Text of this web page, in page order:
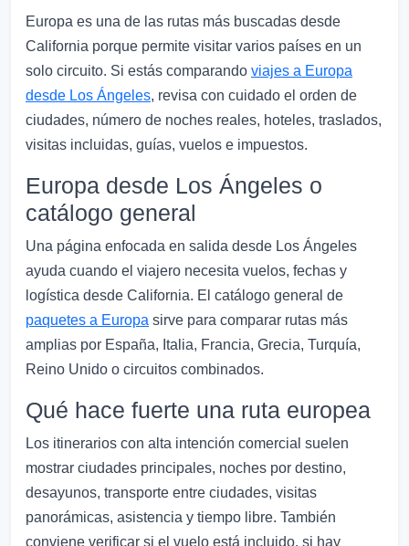
Europa es una de las rutas más buscadas desde
California porque permite visitar varios países en un
solo circuito. Si estás comparando viajes a Europa
desde Los Ángeles, revisa con cuidado el orden de
ciudades, número de noches reales, hoteles, traslados,
visitas incluidas, guías, vuelos e impuestos.
Europa desde Los Ángeles o
catálogo general
Una página enfocada en salida desde Los Ángeles
ayuda cuando el viajero necesita vuelos, fechas y
logística desde California. El catálogo general de
paquetes a Europa sirve para comparar rutas más
amplias por España, Italia, Francia, Grecia, Turquía,
Reino Unido o circuitos combinados.
Qué hace fuerte una ruta europea
Los itinerarios con alta intención comercial suelen
mostrar ciudades principales, noches por destino,
desayunos, transporte entre ciudades, visitas
panorámicas, asistencia y tiempo libre. También
conviene verificar si el vuelo está incluido, si hay